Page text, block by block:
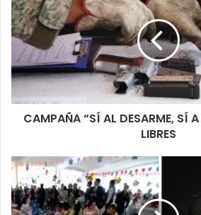
CAMPAÑA “SÍ AL DESARME, SÍ
LIBRES